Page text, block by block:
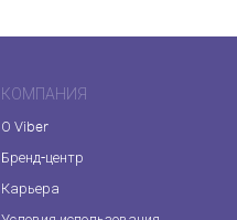
КОМПАНИЯ
О Viber
Бренд-центр
Карьера